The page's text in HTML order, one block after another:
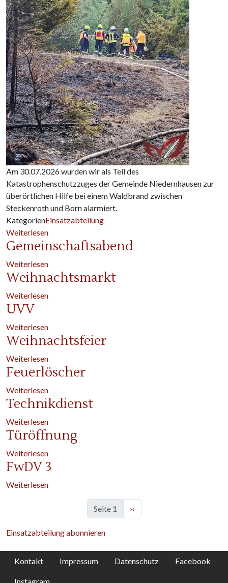
Am 30.07.2026 wurden wir als Teil des
Katastrophenschutzzuges der Gemeinde Niedernhausen zur
überörtlichen Hilfe bei einem Waldbrand zwischen
Steckenroth und Born alarmiert.
KategorienEinsatzabteilung
Weiterlesenüber Waldbrand bei Hohenstein
Gemeinschaftsabend
Weiterlesenüber Gemeinschaftsabend
Weihnachtsmarkt
Weiterlesenüber Weihnachtsmarkt
UVV
Weiterlesenüber UVV
Weihnachtsfeier
Weiterlesenüber Weihnachtsfeier
Feuerlöscher
Weiterlesenüber Feuerlöscher
Technikdienst
Weiterlesenüber Technikdienst
Türöffnung
Weiterlesenüber Türöffnung
FwDV 3
Weiterlesenüber FwDV 3
Seite 1 Nächste Seite
››
Einsatzabteilung abonnieren
Kontakt Impressum Datenschutz Facebook